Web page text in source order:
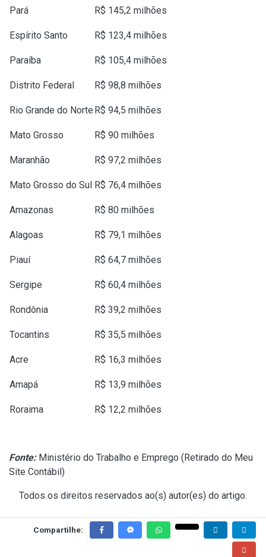
Pará R$ 145,2 milhões
Espírito Santo R$ 123,4 milhões
Paraíba R$ 105,4 milhões
Distrito Federal R$ 98,8 milhões
Rio Grande do Norte R$ 94,5 milhões
Mato Grosso R$ 90 milhões
Maranhão R$ 97,2 milhões
Mato Grosso do Sul R$ 76,4 milhões
Amazonas R$ 80 milhões
Alagoas R$ 79,1 milhões
Piauí R$ 64,7 milhões
Sergipe R$ 60,4 milhões
Rondônia R$ 39,2 milhões
Tocantins R$ 35,5 milhões
Acre R$ 16,3 milhões
Amapá R$ 13,9 milhões
Roraima R$ 12,2 milhões
Fonte:Ministério do Trabalho e Emprego (Retirado do Meu
Site Contábil)
Todos os direitos reservados ao(s) autor(es) do artigo.
Compartilhe: